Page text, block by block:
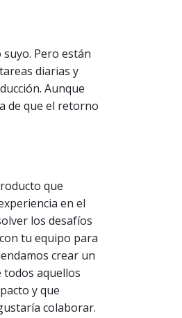
Pero están
diarias y
Aunque
de que el retorno
que
en el
los desafíos
tu equipo para
crear un
aquellos
y que
colaborar.